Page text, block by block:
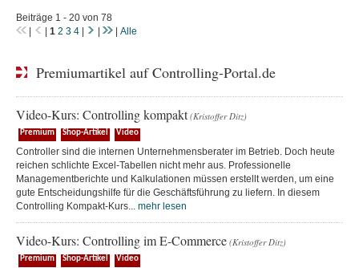
Beiträge 1 - 20 von 78
1 2 3 4 Alle
Premiumartikel auf Controlling-Portal.de
Video-Kurs: Controlling kompakt (Kristoffer Ditz)
Premium Shop-Artikel Video
Controller sind die internen Unternehmensberater im Betrieb. Doch heute
reichen schlichte Excel-Tabellen nicht mehr aus. Professionelle
Managementberichte und Kalkulationen müssen erstellt werden, um eine
gute Entscheidungshilfe für die Geschäftsführung zu liefern. In diesem
Controlling Kompakt-Kurs... mehr lesen
Video-Kurs: Controlling im E-Commerce (Kristoffer Ditz)
Premium Shop-Artikel Video